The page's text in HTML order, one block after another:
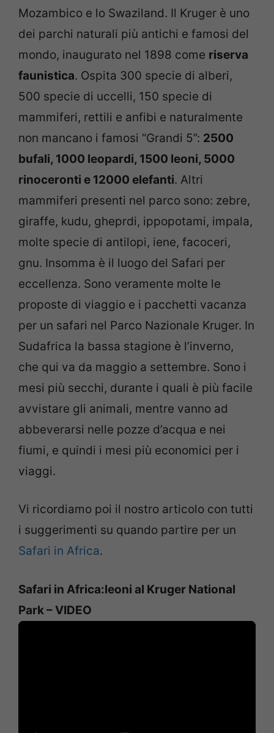
Mozambico e lo Swaziland. Il Kruger è uno
dei parchi naturali più antichi e famosi del
mondo, inaugurato nel 1898 come riserva
faunistica. Ospita 300 specie di alberi,
500 specie di uccelli, 150 specie di
mammiferi, rettili e anfibi e naturalmente
non mancano i famosi “Grandi 5”: 2500
bufali, 1000 leopardi, 1500 leoni, 5000
rinoceronti e 12000 elefanti. Altri
mammiferi presenti nel parco sono: zebre,
giraffe, kudu, gheprdi, ippopotami, impala,
molte specie di antilopi, iene, facoceri,
gnu. Insomma è il luogo del Safari per
eccellenza. Sono veramente molte le
proposte di viaggio e i pacchetti vacanza
per un safari nel Parco Nazionale Kruger. In
Sudafrica la bassa stagione è l’inverno,
che qui va da maggio a settembre. Sono i
mesi più secchi, durante i quali è più facile
avvistare gli animali, mentre vanno ad
abbeverarsi nelle pozze d’acqua e nei
fiumi, e quindi i mesi più economici per i
viaggi.
Vi ricordiamo poi il nostro articolo con tutti
i suggerimenti su quando partire per un
Safari in Africa.
Safari in Africa:leoni al Kruger National
Park – VIDEO